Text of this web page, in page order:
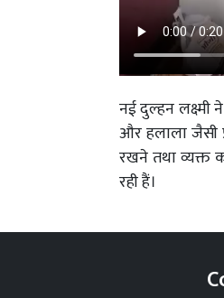
नई दुल्हन लक्ष्मी
और हलाला जैसी
रखने तथा व्यक्त
रही हैं।